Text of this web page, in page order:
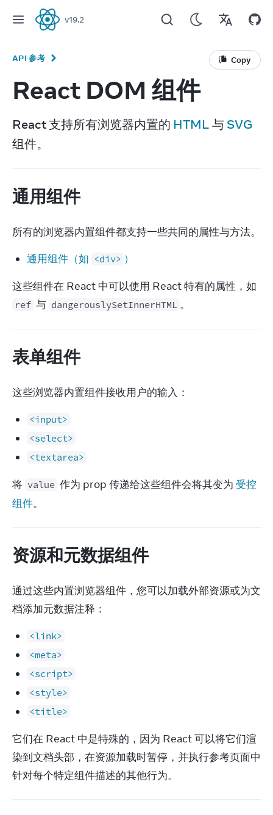
React
v19.2
API 参考 Copy
React DOM 组件
React 支持所有浏览器内置的 HTML 与 SVG
组件。
通用组件
所有的浏览器内置组件都支持一些共同的属性与方法。
通用组件（如 <div> ）
ref 与 dangerouslySetInnerHTML 。
表单组件
这些浏览器内置组件接收用户的输入：
<input>
<select>
<textarea>
将 value 作为 prop 传递给这些组件会将其变为 受控
组件。
资源和元数据组件
通过这些内置浏览器组件，您可以加载外部资源或为文
档添加元数据注释：
<link>
<meta>
<script>
<style>
<title>
它们在 React 中是特殊的，因为 React 可以将它们渲
染到文档头部，在资源加载时暂停，并执行参考页面中
针对每个特定组件描述的其他行为。